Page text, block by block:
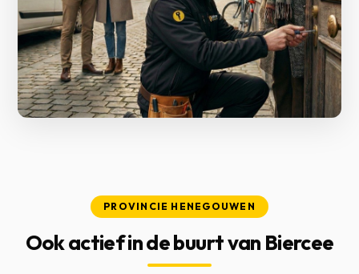
PROVINCIE HENEGOUWEN
Ook actief in de buurt van Biercee